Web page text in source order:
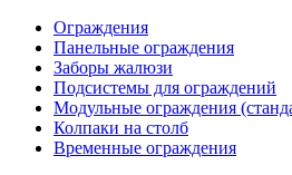
Ограждения
Панельные ограждения
Заборы жалюзи
Подсистемы для ограждений
Модульные ограждения
Колпаки на столб
Временные ограждения